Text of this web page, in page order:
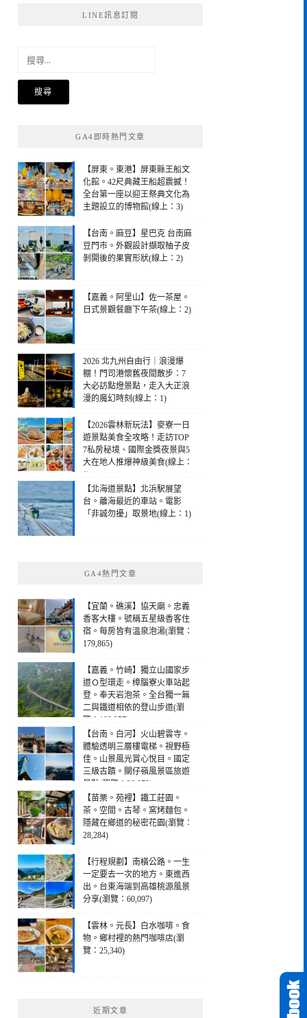
LINE訊息訂閱
鍵
GA4即時熱門文章
【屏東。東港】屏東縣王船文
化館。42尺典藏王船超震撼！
全台第一座以迎王祭典文化為
主題設立的博物館(線上：3)
【台南。麻豆】星巴克 台南麻
豆門市。外觀設計擷取柚子皮
剝開後的果實形狀(線上：2)
【嘉義。阿里山】佐一茶屋。
日式景觀餐廳下午茶(線上：2)
2026 北九州自由行｜浪漫爆
棚！門司港懷舊夜間散步：7
大必訪點燈景點，走入大正浪
漫的魔幻時刻(線上：1)
【2026雲林新玩法】麥寮一日
遊景點美食全攻略！走訪TOP
7私房秘境、國際金獎夜景與5
大在地人推爆神級美食(線上：
1)
【北海道景點】北浜駅展望
台。離海最近的車站。電影
「非誠勿擾」取景地(線上：1)
GA4熱門文章
【宜蘭。礁溪】協天廟。忠義
香客大樓。號稱五星級香客住
宿。每房皆有溫泉泡湯(瀏覽：
179,865)
【嘉義。竹崎】獨立山國家步
道Ｏ型環走。樟腦寮火車站起
登。奉天岩泡茶。全台獨一無
二與鐵道相依的登山步道(瀏
覽：190,257)
【台南。白河】火山碧雲寺。
體驗透明三層樓電梯。視野極
佳。山景風光賞心悅目。國定
三級古蹟。關仔嶺風景區旅遊
景點(瀏覽：28,978)
【苗栗。苑裡】鐵工莊園。
茶。空間。古琴。窯烤麵包。
隱藏在鄉道的秘密花園(瀏覽：
28,284)
【行程規劃】南橫公路。一生
一定要去一次的地方。東進西
出。台東海端到高雄桃源風景
分享(瀏覽：60,097)
【雲林。元長】白水咖啡。食
物。鄉村裡的熱門咖啡店(瀏
覽：25,340)
近期文章